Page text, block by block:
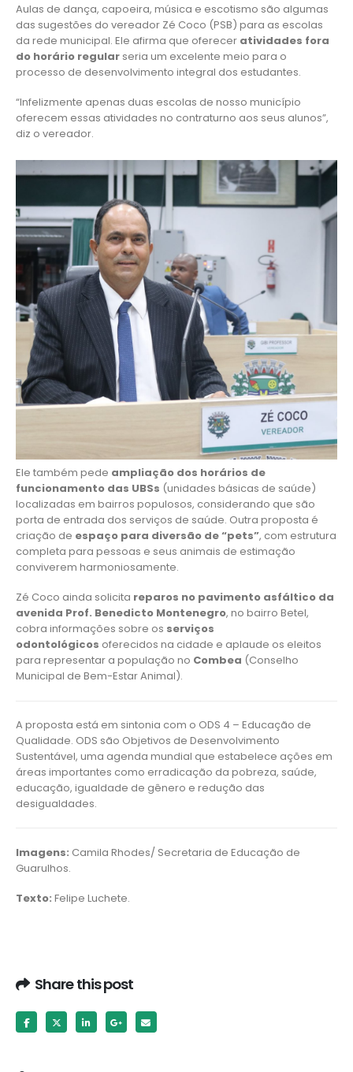
Aulas de dança, capoeira, música e escotismo são algumas
das sugestões do vereador Zé Coco (PSB) para as escolas
da rede municipal. Ele afirma que oferecer atividades fora
do horário regular seria um excelente meio para o
processo de desenvolvimento integral dos estudantes.
“Infelizmente apenas duas escolas de nosso município
oferecem essas atividades no contraturno aos seus alunos”,
diz o vereador.
Ele também pede ampliação dos horários de
funcionamento das UBSs (unidades básicas de saúde)
localizadas em bairros populosos, considerando que são
porta de entrada dos serviços de saúde. Outra proposta é
criação de espaço para diversão de “pets”, com estrutura
completa para pessoas e seus animais de estimação
conviverem harmoniosamente.
Zé Coco ainda solicita reparos no pavimento asfáltico da
avenida Prof. Benedicto Montenegro, no bairro Betel,
cobra informações sobre os serviços
odontológicos oferecidos na cidade e aplaude os eleitos
para representar a população no Combea (Conselho
Municipal de Bem-Estar Animal).
A proposta está em sintonia com o ODS 4 – Educação de
Qualidade. ODS são Objetivos de Desenvolvimento
Sustentável, uma agenda mundial que estabelece ações em
áreas importantes como erradicação da pobreza, saúde,
educação, igualdade de gênero e redução das
desigualdades.
Imagens: Camila Rhodes/ Secretaria de Educação de
Guarulhos.
Texto: Felipe Luchete.
Share this post